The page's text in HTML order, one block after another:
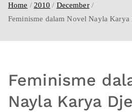
Home 2010
December
Feminisme dalam Novel Nayla Karya
Feminisme
Nayla Karya